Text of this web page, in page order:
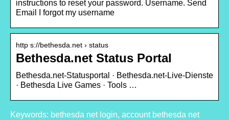
instructions to reset your password. Username. Send
Email I forgot my username
http s://bethesda.net › status
Bethesda.net Status Portal
Bethesda.net-Statusportal · Bethesda.net-Live-Dienste
· Bethesda Live Games · Tools …
Keywords: bethesda net login, account bethesda net